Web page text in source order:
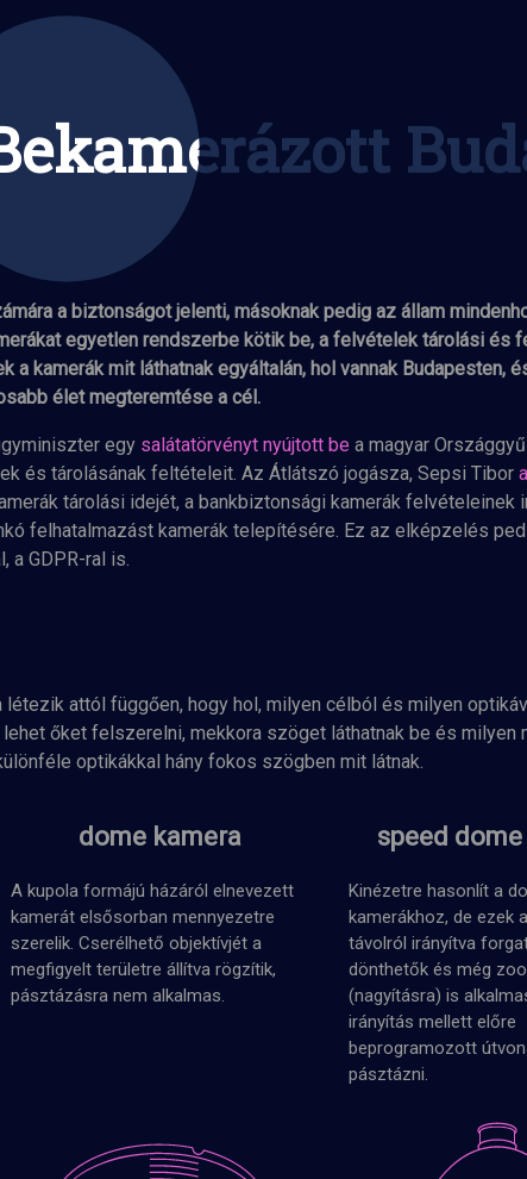
a biztonságot jelenti, másoknak pedig az állam
egyetlen rendszerbe kötik be, a felvételek tárolási
a kamerák mit láthatnak egyáltalán, hol vannak
élet megteremtése a cél.
egy salátatörvényt nyújtott be a magyar
és tárolásának feltételeit. Az Átlátszó jogásza, Sepsi Tibor
tárolási idejét, a bankbiztonsági kamerák felvételeinek
felhatalmazást kamerák telepítésére. Ez az elképzelés
a GDPR-ral is.
attól függően, hogy hol, milyen célból és milyen
őket felszerelni, mekkora szöget láthatnak be és
optikákkal hány fokos szögben mit látnak.
dome kamera
A kupola formájú házáról elnevezett
kamerát elsősorban mennyezetre
szerelik. Cserélhető objektívjét a
megfigyelt területre állítva rögzítik,
pásztázásra nem alkalmas.
speed
Kinézetre hasonlít a
kamerákhoz, de ezek
távolról irányítva
dönthetők és még
(nagyításra) is
irányítás mellett előre
beprogramozott
pásztázni.